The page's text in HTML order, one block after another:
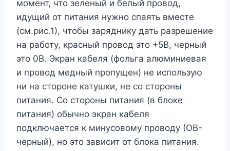
момент, что зеленый и белый провод,
идущий от питания нужно спаять вместе
(см.рис.1), чтобы заряднику дать разрешение
на работу, красный провод это +5В, черный
это 0В. Экран кабеля (фольга алюминиевая
и провод медный пропущен) не использую
ни на стороне катушки, не со стороны
питания. Со стороны питания (в блоке
питания) обычно экран кабеля
подключается к минусовому проводу (ОВ-
черный), но это зависит от блока питания.